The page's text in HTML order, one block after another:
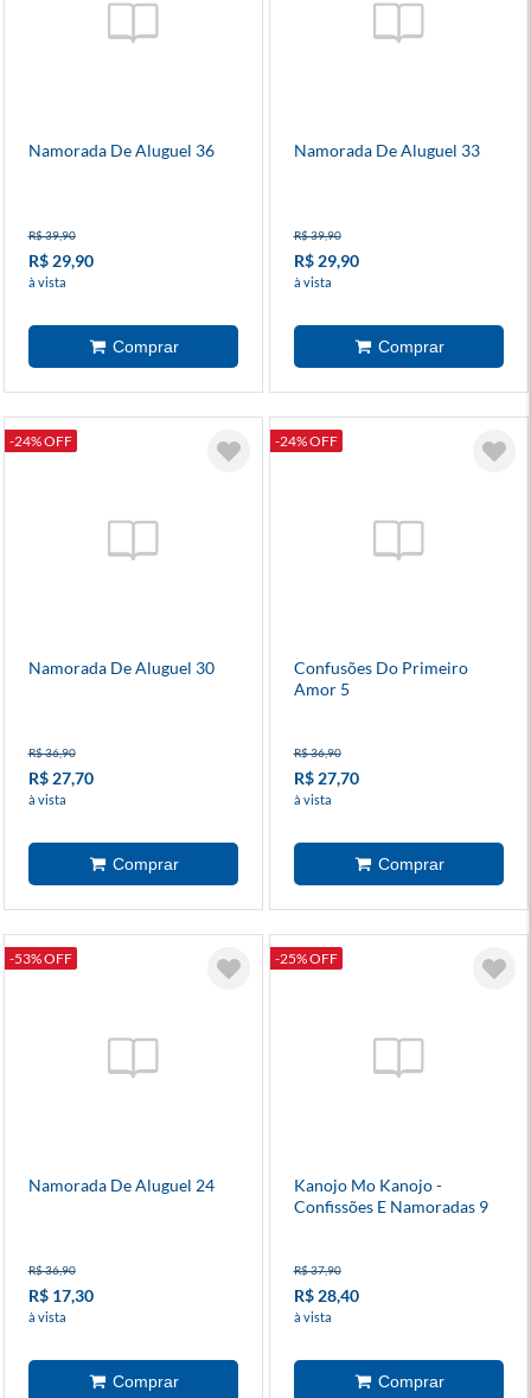
Namorada De Aluguel 36
R$ 39,90
R$ 29,90
à vista
Namorada De Aluguel 33
R$ 39,90
R$ 29,90
à vista
-24% OFF
Namorada De Aluguel 30
R$ 36,90
R$ 27,70
à vista
-24% OFF
Confusões Do Primeiro
Amor 5
R$ 36,90
R$ 27,70
à vista
-53% OFF
Namorada De Aluguel 24
R$ 36,90
R$ 17,30
à vista
-25% OFF
Kanojo Mo Kanojo -
Confissões E Namoradas 9
R$ 37,90
R$ 28,40
à vista